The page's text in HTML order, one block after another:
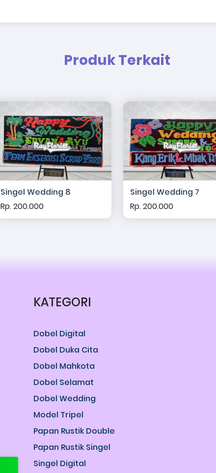
Produk Terkait
Singel Wedding 8
Rp. 200.000
Singel Wedding 7
Rp. 200.000
KATEGORI
Dobel Digital
Dobel Duka Cita
Dobel Mahkota
Dobel Selamat
Dobel Wedding
Model Tripel
Papan Rustik Double
Papan Rustik Singel
Singel Digital